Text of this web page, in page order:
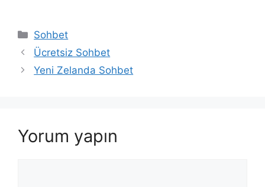
Kategoriler
Sohbet
Ücretsiz Sohbet
Yeni Zelanda Sohbet
Yorum yapın